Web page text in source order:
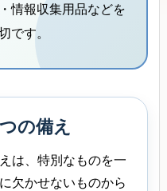
情報収集用品などを
です。
の備え
は、特別なものを一
欠かせないものから